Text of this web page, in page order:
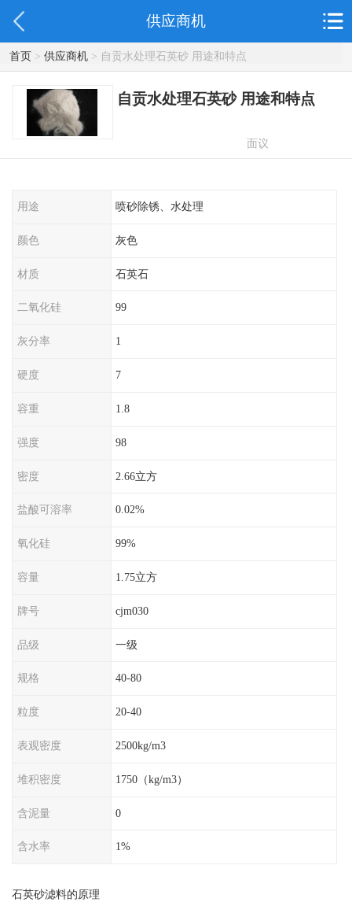
供应商机
首页> 供应商机> 自贡水处理石英砂 用途和特点
自贡水处理石英砂 用途和特点
面议
用途 喷砂除锈、水处理
颜色 灰色
材质 石英石
二氧化硅 99
灰分率 1
硬度 7
容重 1.8
强度 98
密度 2.66立方
盐酸可溶率 0.02%
氧化硅 99%
容量 1.75立方
牌号 cjm030
品级 一级
规格 40-80
粒度 20-40
表观密度 2500kg/m3
堆积密度 1750（kg/m3）
含泥量 0
含水率 1%
石英砂滤料的原理